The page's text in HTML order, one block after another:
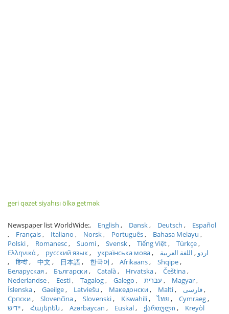
geri qəzet siyahısı ölkə getmək
Newspaper list WorldWide: English Dansk Deutsch
Español
Français
Italiano Norsk Português
Bahasa Melayu
Polski
Romanesc Suomi Svensk Tiếng Việt
Türkçe
Ελληνικά
русский язык українська мова اردو
اللغة العربية
हिन्दी
中文 日本語 한국어 Afrikaans
Shqipe
Беларуская
Български Català Hrvatska
Čeština
Nederlandse
Eesti Tagalog Galego עברית
Magyar
Íslenska
Gaeilge Latviešu Македонски Malti
فارسی
Српски
Slovenčina Slovenski Kiswahili ไทย
Cymraeg
ייִדיש
Հայերեն Azərbaycan Euskal ქართული
Kreyòl